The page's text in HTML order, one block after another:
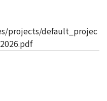
projects/default_projec